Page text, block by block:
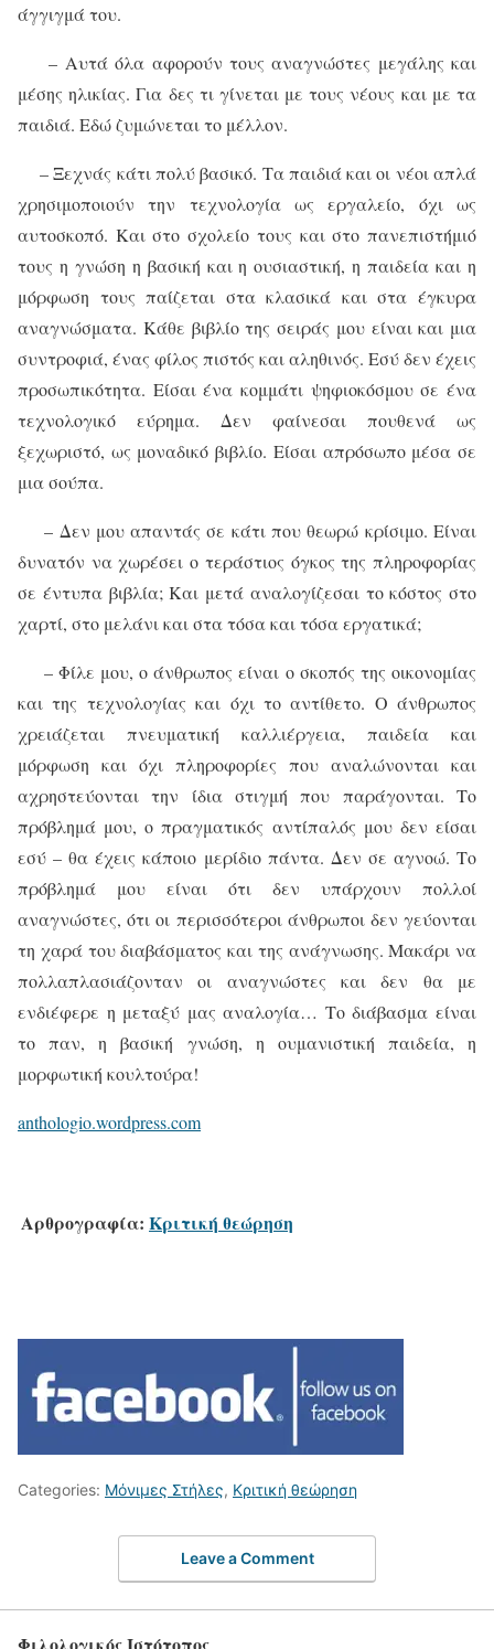
άγγιγμά του.
– Αυτά όλα αφορούν τους αναγνώστες μεγάλης και
μέσης ηλικίας. Για δες τι γίνεται με τους νέους και με τα
παιδιά. Εδώ ζυμώνεται το μέλλον.
– Ξεχνάς κάτι πολύ βασικό. Τα παιδιά και οι νέοι απλά
χρησιμοποιούν την τεχνολογία ως εργαλείο, όχι ως
αυτοσκοπό. Και στο σχολείο τους και στο πανεπιστήμιό
τους η γνώση η βασική και η ουσιαστική, η παιδεία και η
μόρφωση τους παίζεται στα κλασικά και στα έγκυρα
αναγνώσματα. Κάθε βιβλίο της σειράς μου είναι και μια
συντροφιά, ένας φίλος πιστός και αληθινός. Εσύ δεν έχεις
προσωπικότητα. Είσαι ένα κομμάτι ψηφιοκόσμου σε ένα
τεχνολογικό εύρημα. Δεν φαίνεσαι πουθενά ως
ξεχωριστό, ως μοναδικό βιβλίο. Είσαι απρόσωπο μέσα σε
μια σούπα.
– Δεν μου απαντάς σε κάτι που θεωρώ κρίσιμο. Είναι
δυνατόν να χωρέσει ο τεράστιος όγκος της πληροφορίας
σε έντυπα βιβλία; Και μετά αναλογίζεσαι το κόστος στο
χαρτί, στο μελάνι και στα τόσα και τόσα εργατικά;
– Φίλε μου, ο άνθρωπος είναι ο σκοπός της οικονομίας
και της τεχνολογίας και όχι το αντίθετο. Ο άνθρωπος
χρειάζεται πνευματική καλλιέργεια, παιδεία και
μόρφωση και όχι πληροφορίες που αναλώνονται και
αχρηστεύονται την ίδια στιγμή που παράγονται. Το
πρόβλημά μου, ο πραγματικός αντίπαλός μου δεν είσαι
εσύ – θα έχεις κάποιο μερίδιο πάντα. Δεν σε αγνοώ. Το
πρόβλημά μου είναι ότι δεν υπάρχουν πολλοί
αναγνώστες, ότι οι περισσότεροι άνθρωποι δεν γεύονται
τη χαρά του διαβάσματος και της ανάγνωσης. Μακάρι να
πολλαπλασιάζονταν οι αναγνώστες και δεν θα με
ενδιέφερε η μεταξύ μας αναλογία… Το διάβασμα είναι
το παν, η βασική γνώση, η ουμανιστική παιδεία, η
μορφωτική κουλτούρα!
anthologio.wordpress.com
Αρθρογραφία: Κριτική θεώρηση
Categories: Μόνιμες Στήλες, Κριτική θεώρηση
Leave a Comment